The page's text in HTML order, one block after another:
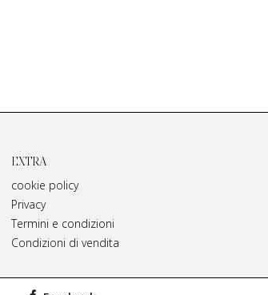
EXTRA
cookie policy
Privacy
Termini e condizioni
Condizioni di vendita